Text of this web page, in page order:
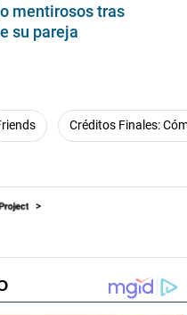
mentirosos tras
su pareja
Créditos Finales: